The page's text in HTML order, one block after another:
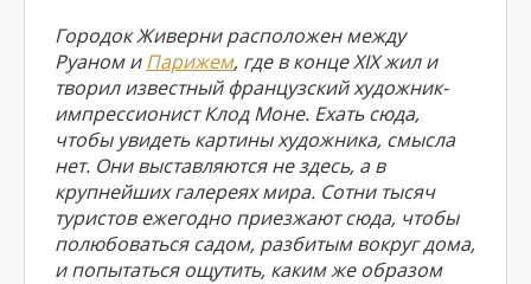
Городок Живерни располо­жен между
Руаном иПарижем, где в конце XIX жил и
творил известный французский художник-
импрессионист Клод Моне. Ехать сюда,
чтобы увидеть картины художника, смысла
нет. Они выставляются не здесь, а в
крупнейших галереях мира. Сотни тысяч
туристов ежегодно приезжают сюда, чтобы
полюбоваться садом, разбитым вокруг дома,
и попытаться ощутить, каким же образом